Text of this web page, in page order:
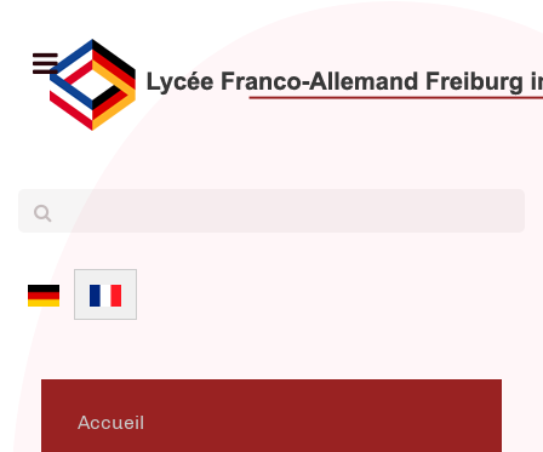
Sélectionnez votre langue
Accueil